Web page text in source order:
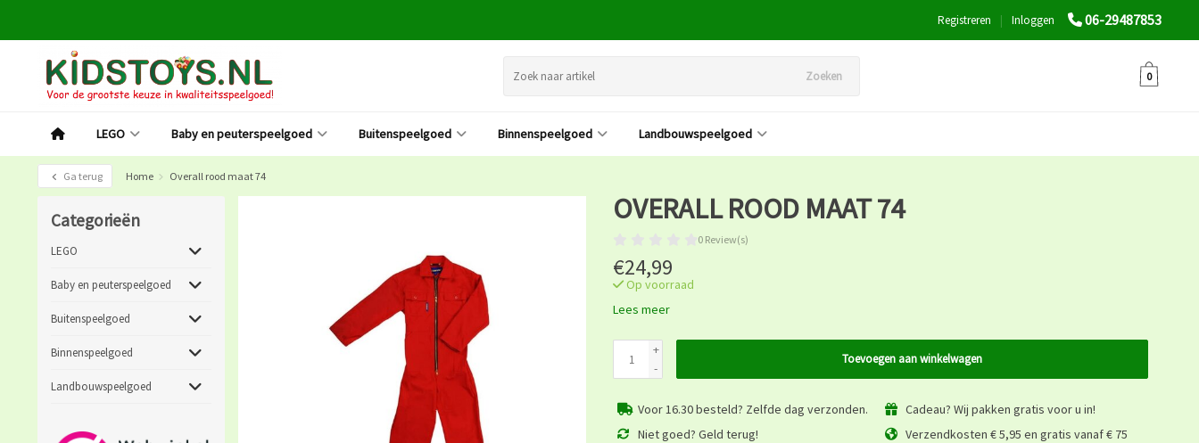
06-29487853
Inloggen
|
Registreren
Zoeken 0
LEGO Baby en peuterspeelgoed Buitenspeelgoed Binnenspeelgoed Landbouwspeelgoed
Ga terug Home Overall rood maat 74
Categorieën
LEGO
Baby en peuterspeelgoed
Buitenspeelgoed
Binnenspeelgoed
Landbouwspeelgoed
OVERALL ROOD MAAT 74
0 Review(s)
€24,99
Op voorraad
Lees meer
+
-
Toevoegen aan winkelwagen
Voor 16.30 besteld? Zelfde dag verzonden.
Cadeau? Wij pakken gratis voor u in!
Niet goed? Geld terug!
Verzendkosten € 5,95 en gratis vanaf € 75